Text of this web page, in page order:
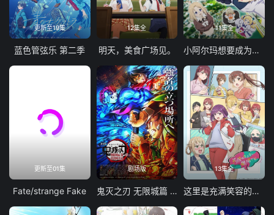
更新至19集
蓝色管弦乐 第二季
12集全
明天，美食广场见。
11集全
小阿尔玛想要成为家人
更新至01集
Fate/strange Fake
剧场版
鬼灭之刃 无限城篇 第一章 猗窝座再袭
13集全
这里是充满笑容的职场。